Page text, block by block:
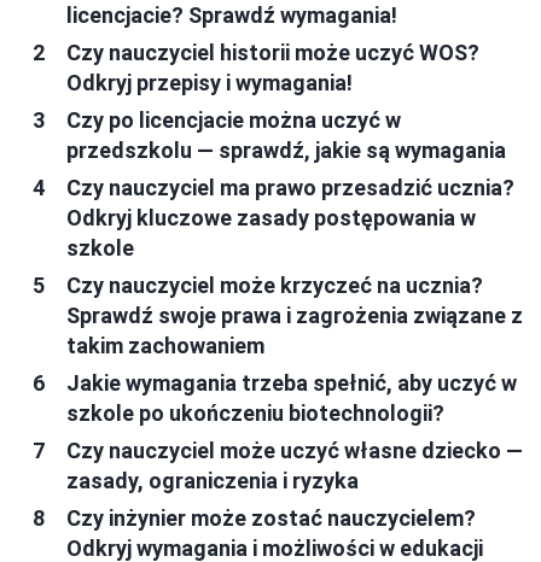
licencjacie? Sprawdź wymagania!
Czy nauczyciel historii może uczyć WOS?
Odkryj przepisy i wymagania!
Czy po licencjacie można uczyć w
przedszkolu — sprawdź, jakie są wymagania
Czy nauczyciel ma prawo przesadzić ucznia?
Odkryj kluczowe zasady postępowania w
szkole
Czy nauczyciel może krzyczeć na ucznia?
Sprawdź swoje prawa i zagrożenia związane z
takim zachowaniem
Jakie wymagania trzeba spełnić, aby uczyć w
szkole po ukończeniu biotechnologii?
Czy nauczyciel może uczyć własne dziecko —
zasady, ograniczenia i ryzyka
Czy inżynier może zostać nauczycielem?
Odkryj wymagania i możliwości w edukacji